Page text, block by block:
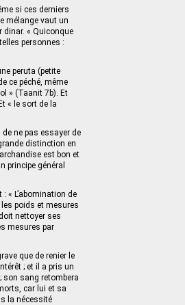
si ces derniers
mélange vaut un
dinar. « Quiconque
personnes :
peruta (petite
ce péché, même
» (Taanit 7b). Et
« le sort de la
ne pas essayer de
distinction en
est bon et
principe général
« L’abomination de
poids et mesures
nettoyer ses
mesures par
que de renier le
; et il a pris un
son sang retombera
car lui et sa
la nécessité